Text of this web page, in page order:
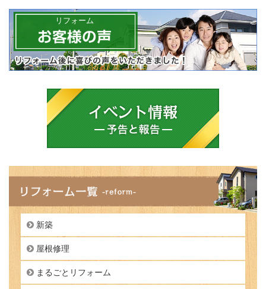
リフォーム
新築
屋根修理
まるごとリフォーム